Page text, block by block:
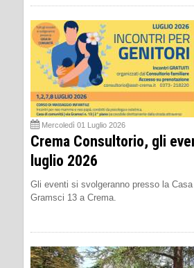
Mercoledì 01 Luglio 2026
Crema Consultorio, gli
luglio 2026
Gli eventi si svolgeranno presso la
Gramsci 13 a Crema.